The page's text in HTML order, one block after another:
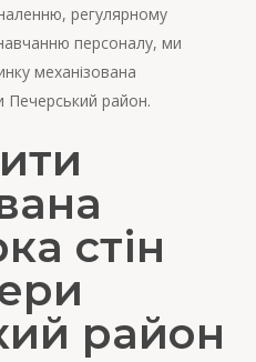
регулярному
персоналу, ми
механізована
Печерський район.
стін
район